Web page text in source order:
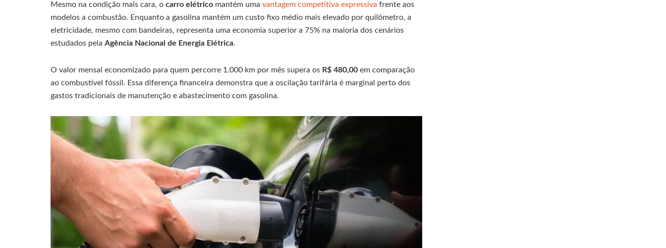
Mesmo na condição mais cara, o carro elétrico mantém uma vantagem competitiva expressiva frente aos
modelos a combustão. Enquanto a gasolina mantém um custo fixo médio mais elevado por quilômetro, a
eletricidade, mesmo com bandeiras, representa uma economia superior a 75% na maioria dos cenários
estudados pela Agência Nacional de Energia Elétrica.
O valor mensal economizado para quem percorre 1.000 km por mês supera os R$ 480,00 em comparação
ao combustível fóssil. Essa diferença financeira demonstra que a oscilação tarifária é marginal perto dos
gastos tradicionais de manutenção e abastecimento com gasolina.